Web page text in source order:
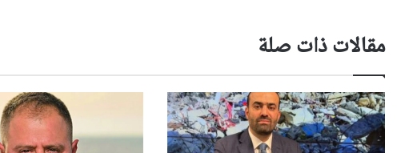
مقالات ذات صلة